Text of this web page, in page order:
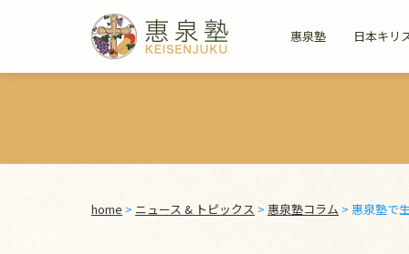
惠泉塾 日本キリ
home > ニュース & トピックス > 惠泉塾コラム > 惠泉塾で